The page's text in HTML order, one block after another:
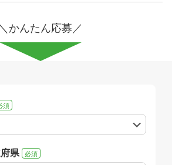
＼かんたん応募／
須
県 必須